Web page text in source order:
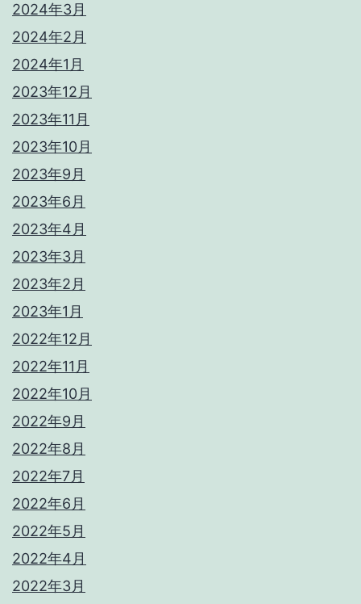
2024年3月
2024年2月
2024年1月
2023年12月
2023年11月
2023年10月
2023年9月
2023年6月
2023年4月
2023年3月
2023年2月
2023年1月
2022年12月
2022年11月
2022年10月
2022年9月
2022年8月
2022年7月
2022年6月
2022年5月
2022年4月
2022年3月